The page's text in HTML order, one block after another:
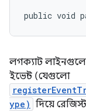
public void
লগক্যাট
ইভেন্ট (যেগুলো
ype) দিয়ে